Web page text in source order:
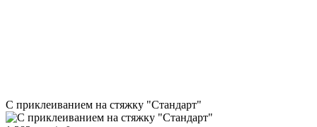
С приклеиванием на стяжку "Стандарт"